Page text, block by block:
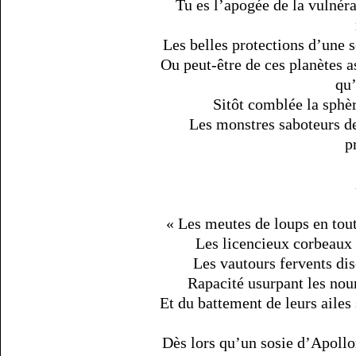
Tu es l’apogée de la
Les belles protections d’une
Ou peut-être de ces planètes
Sitôt comblée la
Les monstres saboteurs
« Les meutes de loups en
Les licencieux
Les vautours fervents
Rapacité usurpant les
Et du battement de leurs
Dès lors qu’un sosie